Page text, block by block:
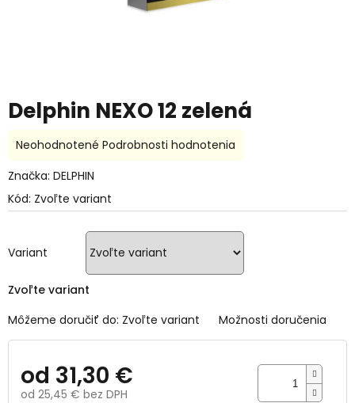
Delphin NEXO 12 zelená
Kód: Zvoľte variant
Variant
Zvoľte variant
Môžeme doručiť do: Zvoľte variant Možnosti doručenia
od 31,30 €
od 25,45 € bez DPH
Priemerné
produktu
0,0
hviezdičiek.
Neohodnotené Podrobnosti hodnotenia
Značka: DELPHIN